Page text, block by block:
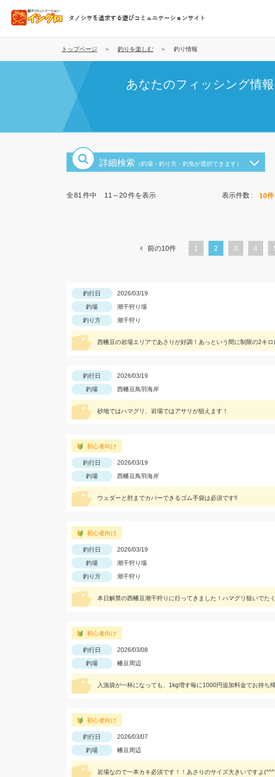
コ
テ
タノシサを追求する遊びコミュニケーションサイト
トップページ 釣りを楽しむ 釣り情報
あなたのフィッシング情
詳細検索 （釣場・釣り方・釣魚が選択できます）
全81 件中 11～20件を表示 表示件数 10件
前の10件 1
カ
2
ペ
3
ペ
4
釣行日 2026/03/19
釣場
潮干狩り場
釣り方
潮干狩り
西幡豆の岩場エリアであさりが好調！あっという間に制限の2キ
釣行日 2026/03/19
釣場
西幡豆鳥羽海岸
砂地ではハマグリ、岩場ではアサリが狙えます！
初心者向け
釣行日 2026/03/19
釣場
西幡豆鳥羽海岸
ウェダーと肘までカバーできるゴム手袋は必須です!!
初心者向け
釣行日 2026/03/19
釣場
潮干狩り場
釣り方
潮干狩り
本日解禁の西幡豆潮干狩りに行ってきました！ハマグリ狙いでた
初心者向け
釣行日 2026/03/08
釣場
幡豆周辺
入漁袋が一杯になっても、1kg増す毎に1000円追加料金でお持ち
初心者向け
釣行日 2026/03/07
釣場
幡豆周辺
岩場なので一本カキ必須です！！あさりのサイズ大きいですよ